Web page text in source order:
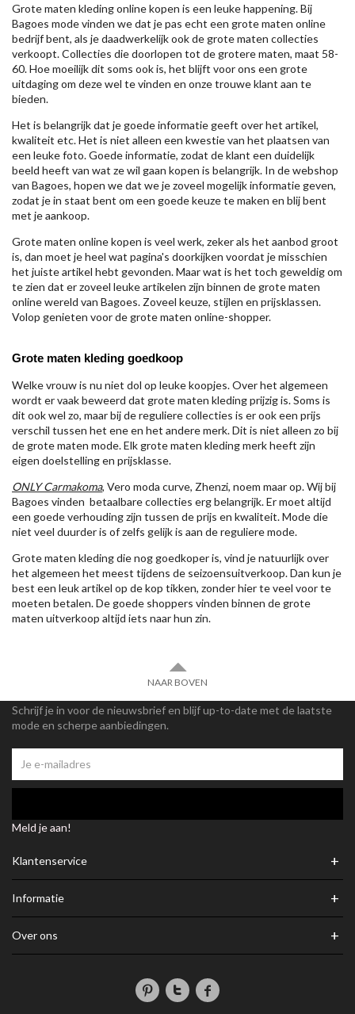
Grote maten kleding online kopen is een leuke happening. Bij
Bagoes mode vinden we dat je pas echt een grote maten online
bedrijf bent, als je daadwerkelijk ook de grote maten collecties
verkoopt. Collecties die doorlopen tot de grotere maten, maat 58-
60. Hoe moeilijk dit soms ook is, het blijft voor ons een grote
uitdaging om deze wel te vinden en onze trouwe klant aan te
bieden.
Het is belangrijk dat je goede informatie geeft over het artikel,
kwaliteit etc. Het is niet alleen een kwestie van het plaatsen van
een leuke foto. Goede informatie, zodat de klant een duidelijk
beeld heeft van wat ze wil gaan kopen is belangrijk. In de webshop
van Bagoes, hopen we dat we je zoveel mogelijk informatie geven,
zodat je in staat bent om een goede keuze te maken en blij bent
met je aankoop.
Grote maten online kopen is veel werk, zeker als het aanbod groot
is, dan moet je heel wat pagina's doorkijken voordat je misschien
het juiste artikel hebt gevonden. Maar wat is het toch geweldig om
te zien dat er zoveel leuke artikelen zijn binnen de grote maten
online wereld van Bagoes. Zoveel keuze, stijlen en prijsklassen.
Volop genieten voor de grote maten online-shopper.
Grote maten kleding goedkoop
Welke vrouw is nu niet dol op leuke koopjes. Over het algemeen
wordt er vaak beweerd dat grote maten kleding prijzig is. Soms is
dit ook wel zo, maar bij de reguliere collecties is er ook een prijs
verschil tussen het ene en het andere merk. Dit is niet alleen zo bij
de grote maten mode. Elk grote maten kleding merk heeft zijn
eigen doelstelling en prijsklasse.
ONLY Carmakoma, Vero moda curve, Zhenzi, noem maar op. Wij bij
Bagoes vinden betaalbare collecties erg belangrijk. Er moet altijd
een goede verhouding zijn tussen de prijs en kwaliteit. Mode die
niet veel duurder is of zelfs gelijk is aan de reguliere mode.
Grote maten kleding die nog goedkoper is, vind je natuurlijk over
het algemeen het meest tijdens de seizoensuitverkoop. Dan kun je
best een leuk artikel op de kop tikken, zonder hier te veel voor te
moeten betalen. De goede shoppers vinden binnen de grote
maten uitverkoop altijd iets naar hun zin.
NAAR BOVEN
Schrijf je in voor de nieuwsbrief en blijf up-to-date met de laatste
mode en scherpe aanbiedingen.
Meld je aan!
Klantenservice +
Informatie +
Over ons +